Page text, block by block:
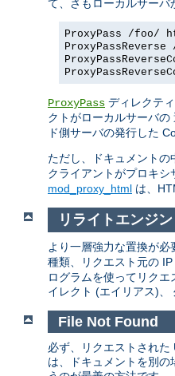
て、さもローカルサーバ
ProxyPass /foo/
ProxyPass ディレクテ
クトがローカルサーバ
ド側サーバの発行した
ただし、ドキュメントの
クライアントがプロキシ
mod_proxy_html は、
リライトエンジン
より一層強力な置換が必
種類、リクエスト元の
ログラムを使ってリク
イレクト (エイリアス)
File Not Found
必ず、リクエストされ
は、ドキュメントを別